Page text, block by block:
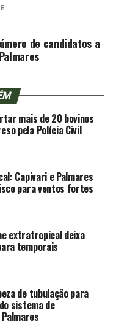
de candidatos a
mais de 20 bovinos
pela Polícia Civil
Capivari e Palmares
para ventos fortes
extratropical deixa
temporais
de tubulação para
sistema de